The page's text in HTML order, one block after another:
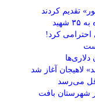
تقدیم کردند
کرد!
لاهیجان آغاز شد
می‌رسد